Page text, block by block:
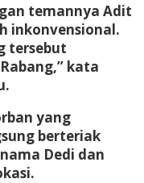
temannya Adit
inkonvensional.
tersebut
kata
yang
berteriak
Dedi dan